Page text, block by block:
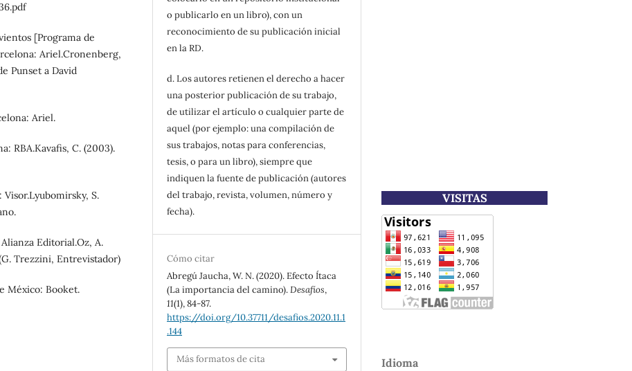
[Programa de
Ariel.Cronenberg,
Punset a David
Ariel.
RBA.Kavafis, C. (2003).
Visor.Lyubomirsky, S.
Editorial.Oz, A.
Trezzini, Entrevistador)
México: Booket.
o publicarlo en un libro), con un
reconocimiento de su publicación inicial
en la RD.
d. Los autores retienen el derecho a hacer
una posterior publicación de su trabajo,
de utilizar el artículo o cualquier parte de
aquel (por ejemplo: una compilación de
sus trabajos, notas para conferencias,
tesis, o para un libro), siempre que
indiquen la fuente de publicación (autores
del trabajo, revista, volumen, número y
fecha).
Cómo citar
Abregú Jaucha, W. N. (2020). Efecto Ítaca
(La importancia del camino).Desafíos,
11(1), 84-87.
https://doi.org/10.37711/desafios.2020.11.1
.144
Más formatos de cita
VISITAS
Idioma